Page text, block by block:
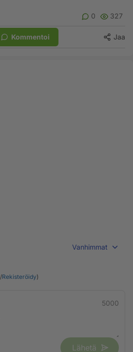
0 327
Kommentoi Jaa
Vanhimmat
/Rekisteröidy)
5000
Lähetä